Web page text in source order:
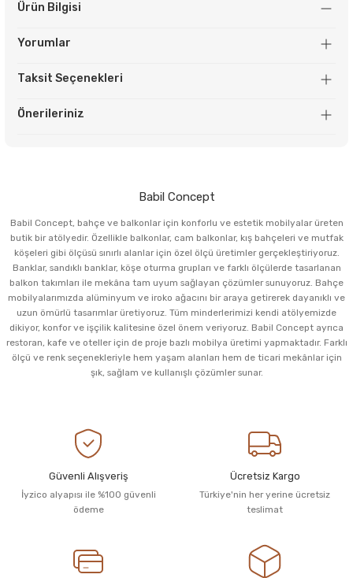
Ürün Bilgisi
Yorumlar
Taksit Seçenekleri
Önerileriniz
Babil Concept
Babil Concept, bahçe ve balkonlar için konforlu ve estetik mobilyalar üreten
butik bir atölyedir. Özellikle balkonlar, cam balkonlar, kış bahçeleri ve mutfak
köşeleri gibi ölçüsü sınırlı alanlar için özel ölçü üretimler gerçekleştiriyoruz.
Banklar, sandıklı banklar, köşe oturma grupları ve farklı ölçülerde tasarlanan
balkon takımları ile mekâna tam uyum sağlayan çözümler sunuyoruz. Bahçe
mobilyalarımızda alüminyum ve iroko ağacını bir araya getirerek dayanıklı ve
uzun ömürlü tasarımlar üretiyoruz. Tüm minderlerimizi kendi atölyemizde
dikiyor, konfor ve işçilik kalitesine özel önem veriyoruz. Babil Concept ayrıca
restoran, kafe ve oteller için de proje bazlı mobilya üretimi yapmaktadır. Farklı
ölçü ve renk seçenekleriyle hem yaşam alanları hem de ticari mekânlar için
şık, sağlam ve kullanışlı çözümler sunar.
Güvenli Alışveriş
İyzico alyapısı ile %100 güvenli
ödeme
Ücretsiz Kargo
Türkiye'nin her yerine ücretsiz
teslimat